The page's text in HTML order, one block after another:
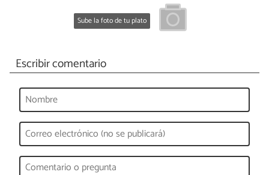
Sube la foto de tu plato
Escribir comentario